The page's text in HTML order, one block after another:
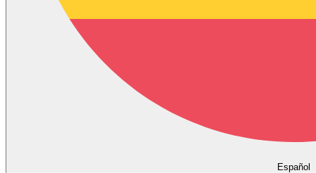
Español